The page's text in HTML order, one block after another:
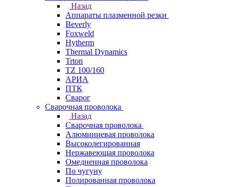
Назад
Аппараты плазменной резки
Beverly
Foxweld
Hytherm
Thermal Dynamics
Trton
TZ 100/160
АРИА
ПТК
Сварог
Сварочная проволока
Назад
Сварочная проволока
Алюминиевая проволока
Высоколегированная
Нержавеющая проволока
Омедненная проволока
По чугуну
Полированная проволока